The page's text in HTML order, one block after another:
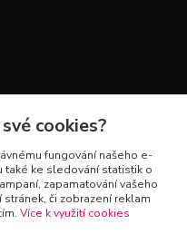
cookies?
fungování našeho e-
také ke sledování statistik o
zapamatování vašeho
či zobrazení reklam
Více k využití cookies